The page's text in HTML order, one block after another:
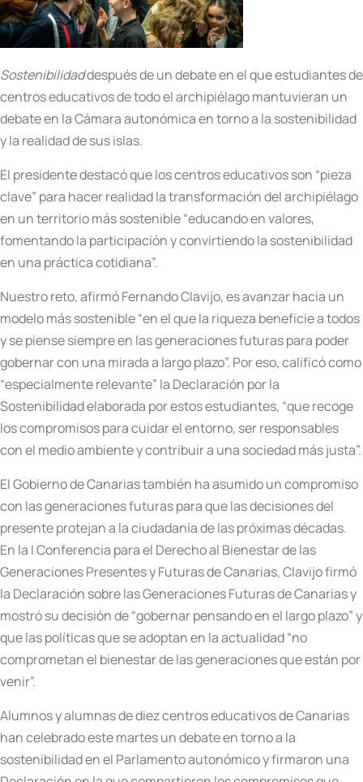
Sostenibilidaddespués de un debate en el que estudiantes de
centros educativos de todo el archipiélago mantuvieran un
debate en la Cámara autonómica en torno a la sostenibilidad
y la realidad de sus islas.
El presidente destacó que los centros educativos son “pieza
clave” para hacer realidad la transformación del archipiélago
en un territorio más sostenible “educando en valores,
fomentando la participación y convirtiendo la sostenibilidad
en una práctica cotidiana”.
Nuestro reto, afirmó Fernando Clavijo, es avanzar hacia un
modelo más sostenible “en el que la riqueza beneficie a todos
y se piense siempre en las generaciones futuras para poder
gobernar con una mirada a largo plazo”. Por eso, calificó como
“especialmente relevante” la Declaración por la
Sostenibilidad elaborada por estos estudiantes, “que recoge
los compromisos para cuidar el entorno, ser responsables
con el medio ambiente y contribuir a una sociedad más justa”.
El Gobierno de Canarias también ha asumido un compromiso
con las generaciones futuras para que las decisiones del
presente protejan a la ciudadanía de las próximas décadas.
En la I Conferencia para el Derecho al Bienestar de las
Generaciones Presentes y Futuras de Canarias, Clavijo firmó
la Declaración sobre las Generaciones Futuras de Canarias y
mostró su decisión de “gobernar pensando en el largo plazo” y
que las políticas que se adoptan en la actualidad “no
comprometan el bienestar de las generaciones que están por
venir”.
Alumnos y alumnas de diez centros educativos de Canarias
han celebrado este martes un debate en torno a la
sostenibilidad en el Parlamento autonómico y firmaron una